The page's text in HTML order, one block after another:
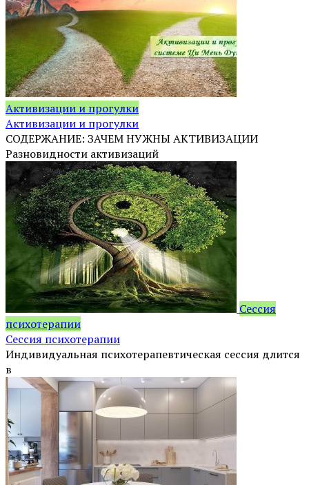
Активизации и прогулки
Активизации и прогулки
СОДЕРЖАНИЕ: ЗАЧЕМ НУЖНЫ АКТИВИЗАЦИИ
Разновидности активизаций
Сессия
психотерапии
Сессия психотерапии
Индивидуальная психотерапевтическая сессия длится
в